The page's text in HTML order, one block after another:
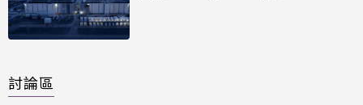
討論區